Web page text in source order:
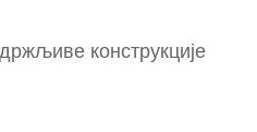
конструкције